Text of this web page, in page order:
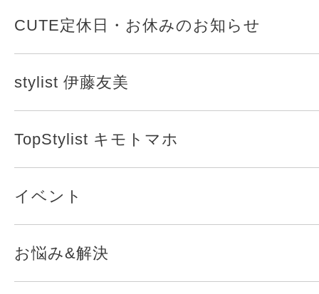
CUTE定休日・お休みのお知らせ
stylist 伊藤友美
TopStylist キモトマホ
イベント
お悩み&解決